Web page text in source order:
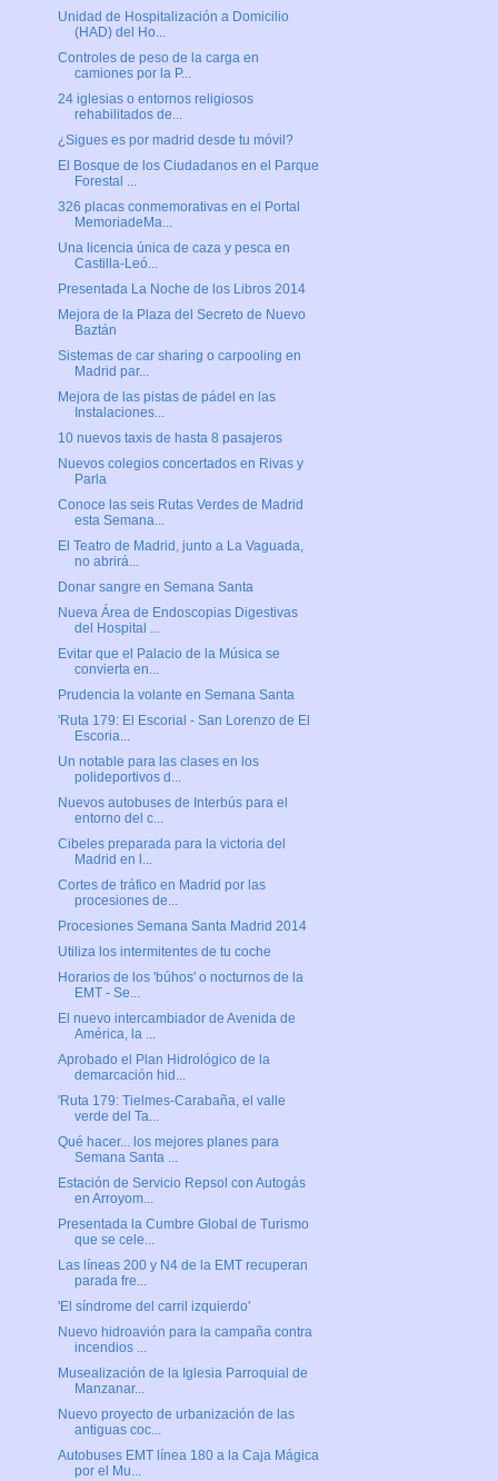
Unidad de Hospitalización a Domicilio
(HAD) del Ho...
Controles de peso de la carga en
camiones por la P...
24 iglesias o entornos religiosos
rehabilitados de...
¿Sigues es por madrid desde tu móvil?
El Bosque de los Ciudadanos en el Parque
Forestal ...
326 placas conmemorativas en el Portal
MemoriadeMa...
Una licencia única de caza y pesca en
Castilla-Leó...
Presentada La Noche de los Libros 2014
Mejora de la Plaza del Secreto de Nuevo
Baztán
Sistemas de car sharing o carpooling en
Madrid par...
Mejora de las pistas de pádel en las
Instalaciones...
10 nuevos taxis de hasta 8 pasajeros
Nuevos colegios concertados en Rivas y
Parla
Conoce las seis Rutas Verdes de Madrid
esta Semana...
El Teatro de Madrid, junto a La Vaguada,
no abrirá...
Donar sangre en Semana Santa
Nueva Área de Endoscopias Digestivas
del Hospital ...
Evitar que el Palacio de la Música se
convierta en...
Prudencia la volante en Semana Santa
'Ruta 179: El Escorial - San Lorenzo de El
Escoria...
Un notable para las clases en los
polideportivos d...
Nuevos autobuses de Interbús para el
entorno del c...
Cibeles preparada para la victoria del
Madrid en l...
Cortes de tráfico en Madrid por las
procesiones de...
Procesiones Semana Santa Madrid 2014
Utiliza los intermitentes de tu coche
Horarios de los 'búhos' o nocturnos de la
EMT - Se...
El nuevo intercambiador de Avenida de
América, la ...
Aprobado el Plan Hidrológico de la
demarcación hid...
'Ruta 179: Tielmes-Carabaña, el valle
verde del Ta...
Qué hacer... los mejores planes para
Semana Santa ...
Estación de Servicio Repsol con Autogás
en Arroyom...
Presentada la Cumbre Global de Turismo
que se cele...
Las líneas 200 y N4 de la EMT recuperan
parada fre...
'El síndrome del carril izquierdo'
Nuevo hidroavión para la campaña contra
incendios ...
Musealización de la Iglesia Parroquial de
Manzanar...
Nuevo proyecto de urbanización de las
antiguas coc...
Autobuses EMT línea 180 a la Caja Mágica
por el Mu...